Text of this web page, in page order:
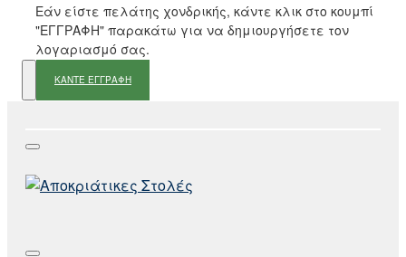
Εάν είστε πελάτης χονδρικής, κάντε κλικ στο κουμπί
"ΕΓΓΡΑΦΗ" παρακάτω για να δημιουργήσετε τον
λογαριασμό σας.
ΚΑΝΤΕ ΕΓΓΡΑΦΗ